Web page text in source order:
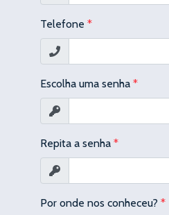
Telefone *
Escolha uma senha *
Repita a senha *
Por onde nos conheceu? *